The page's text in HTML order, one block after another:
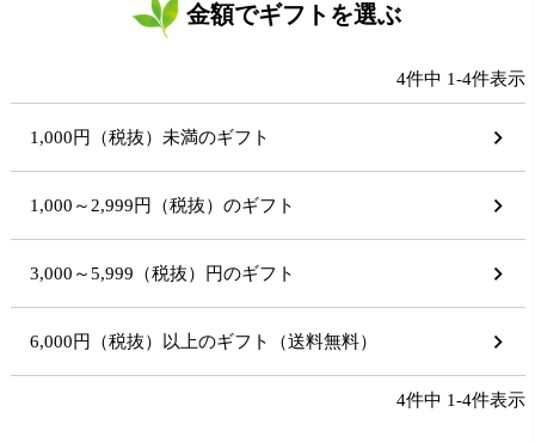
金額でギフトを選ぶ
4件中 1-4件表示
1,000円（税抜）未満のギフト
1,000～2,999円（税抜）のギフト
3,000～5,999（税抜）円のギフト
6,000円（税抜）以上のギフト（送料無料）
4件中 1-4件表示